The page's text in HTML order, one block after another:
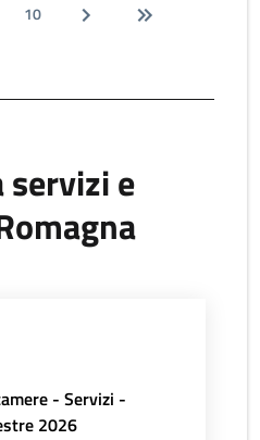
10
e
- Servizi -
2026